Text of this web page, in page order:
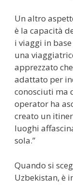
Un altro
è la capacità
i viaggi in
una
apprezzato
adattato per
conosciuti ma
operator ha
creato un
luoghi
sola.”
Quando si
Uzbekistan, è